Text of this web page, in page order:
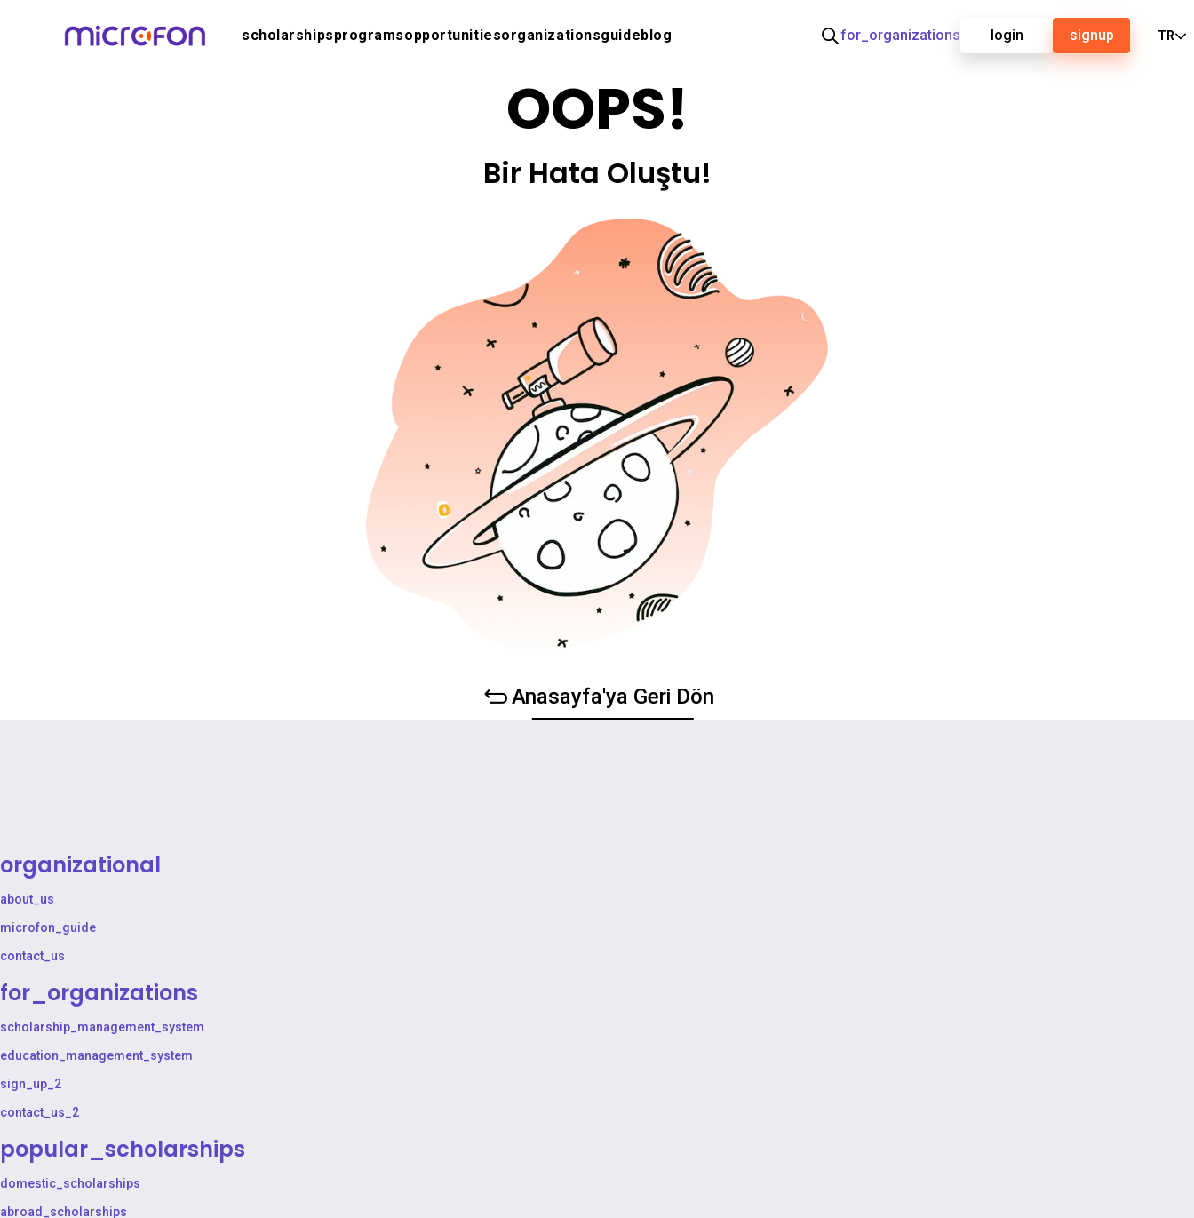
scholarshipsprogramsopportunitiesorganizationsguideblog for_organizations login signup TR
OOPS!
Bir Hata Oluştu!
Anasayfa'ya Geri Dön
organizational
about_us
microfon_guide
contact_us
for_organizations
scholarship_management_system
education_management_system
sign_up_2
contact_us_2
popular_scholarships
domestic_scholarships
abroad_scholarships